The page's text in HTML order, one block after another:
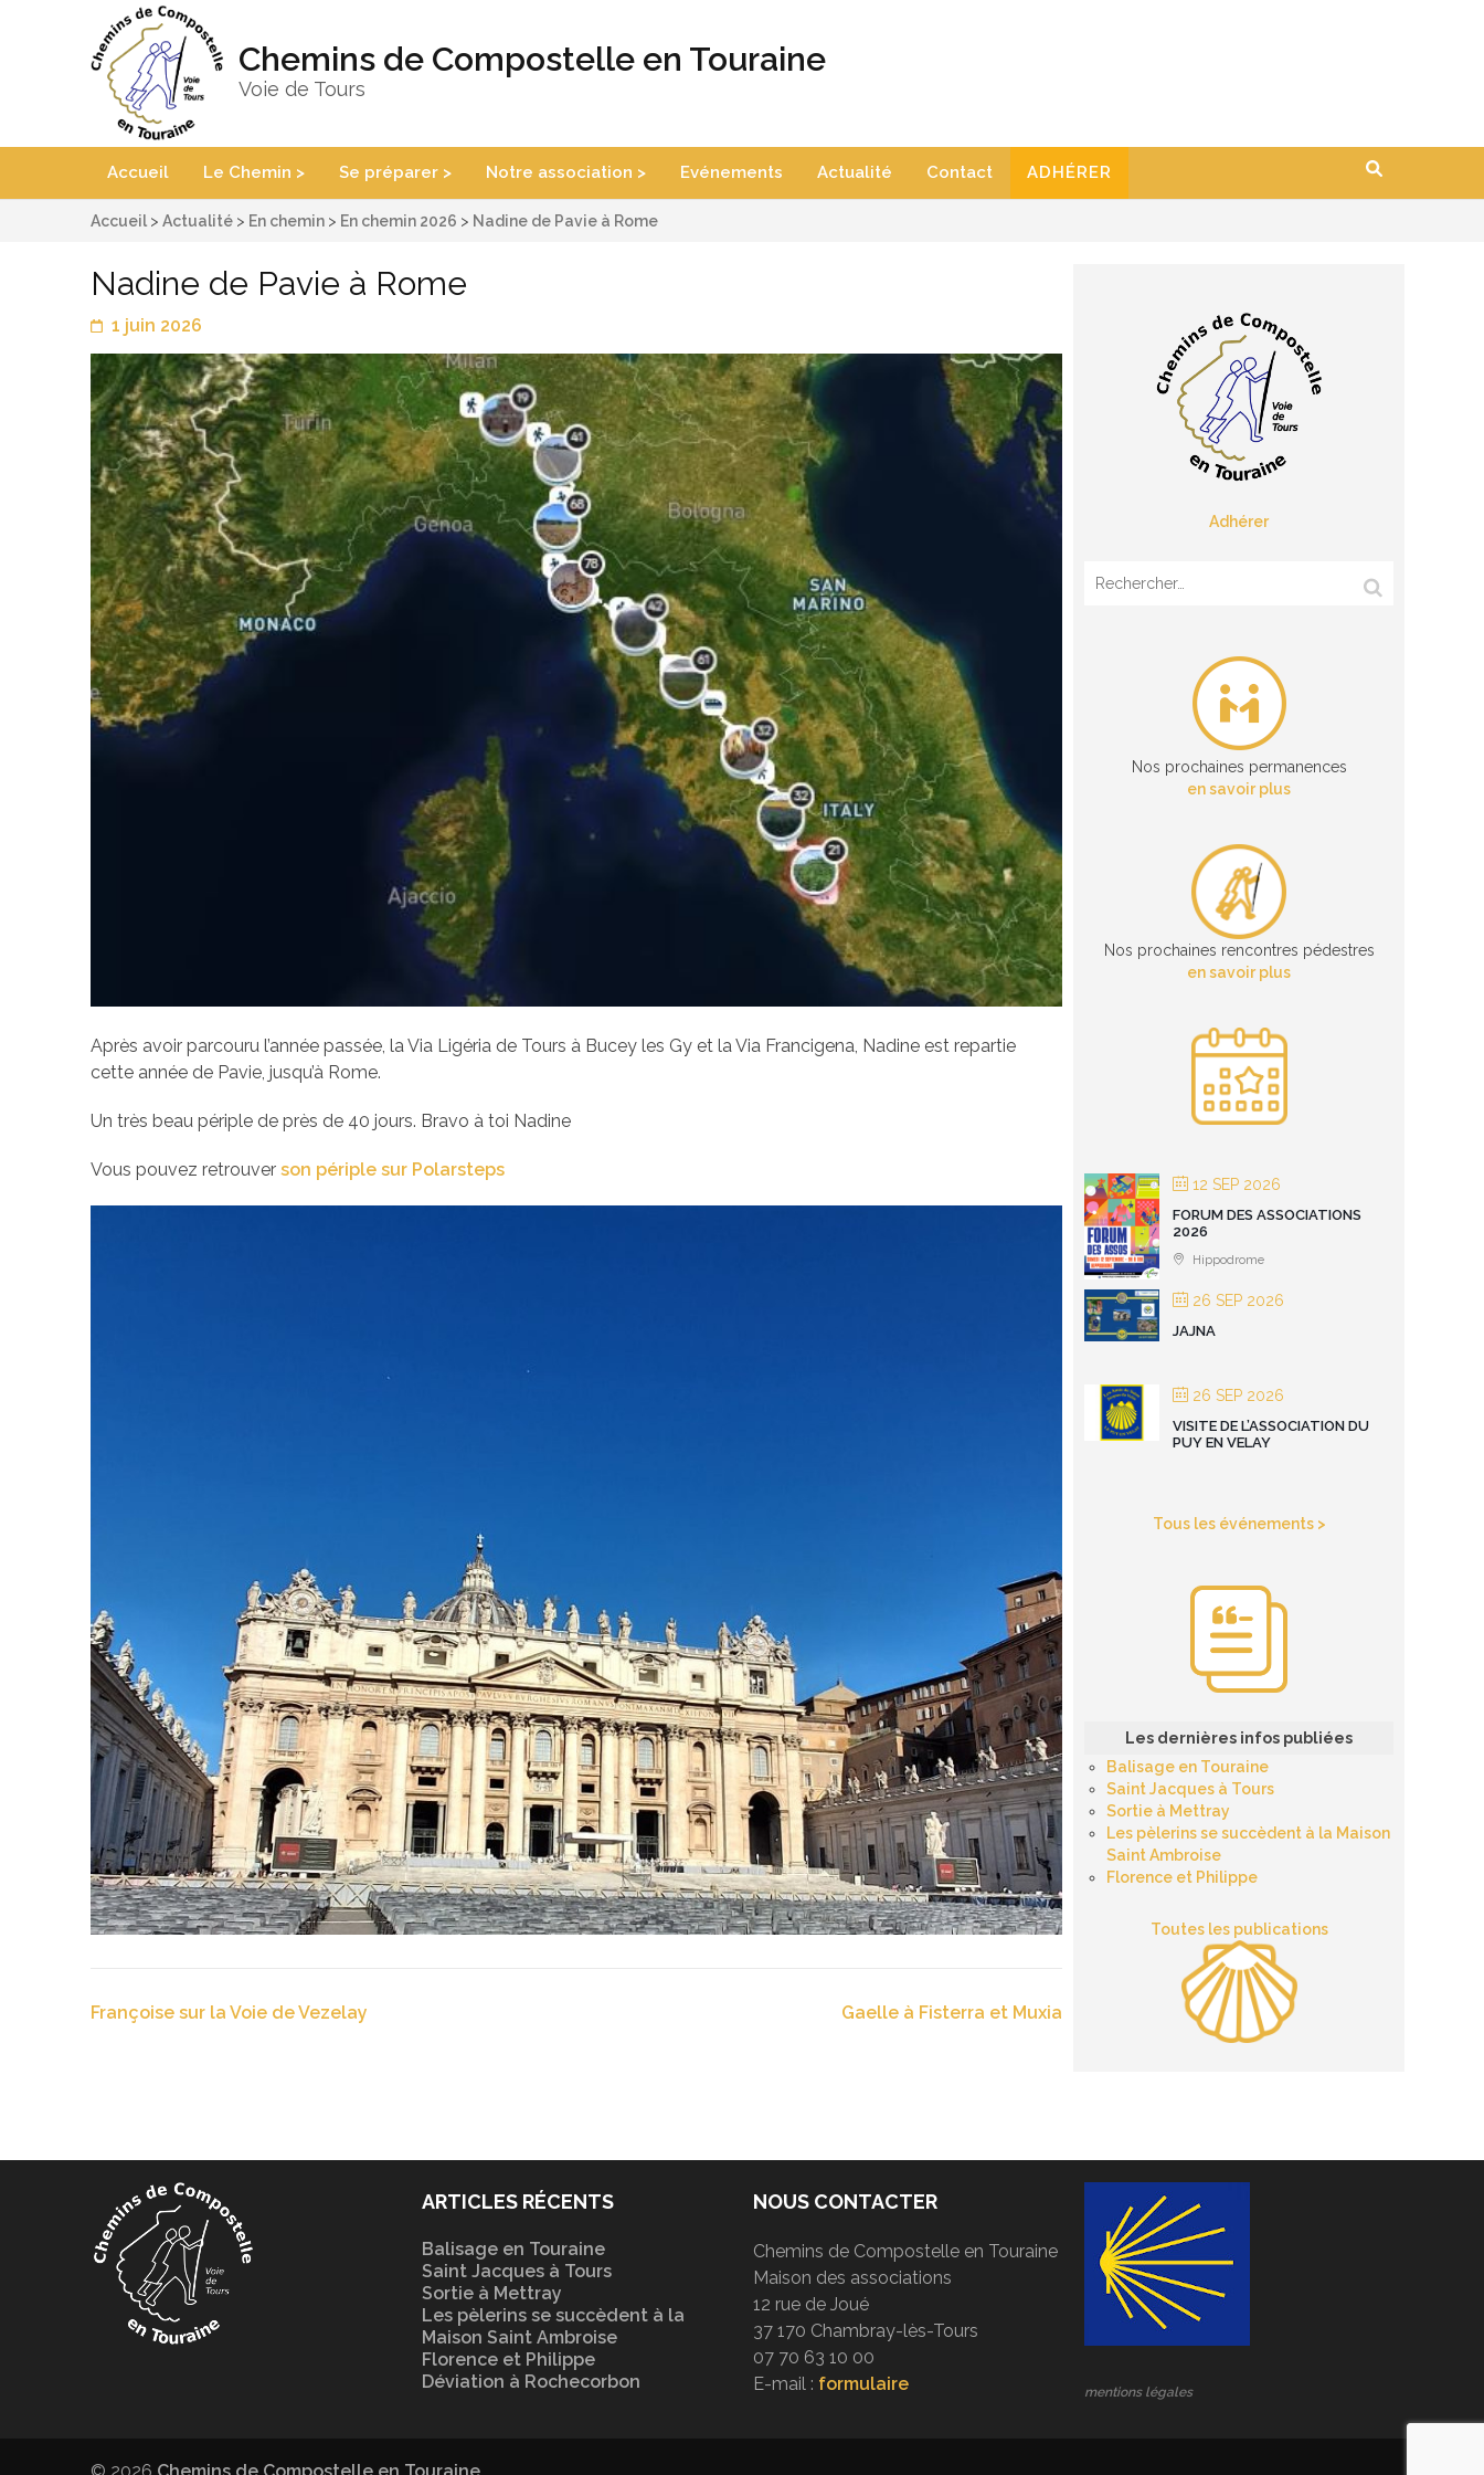
Chemins de Compostelle en Touraine
Voie de Tours
Accueil Le Chemin > Se préparer > Notre association > Evénements Actualité Contact ADHÉRER
Accueil > Actualité > En chemin > En chemin 2026 > Nadine de Pavie à Rome
Nadine de Pavie à Rome
1 juin 2026
Après avoir parcouru l’année passée, la Via Ligéria de Tours à Bucey les Gy et la Via Francigena, Nadine est repartie
cette année de Pavie, jusqu’à Rome.
Un très beau périple de près de 40 jours. Bravo à toi Nadine
Vous pouvez retrouver son périple sur Polarsteps
Navigation
Françoise sur la Voie de Vezelay Gaelle à Fisterra et Muxia
Adhérer
Nos prochaines permanences
en savoir plus
Nos prochaines rencontres pédestres
en savoir plus
12 SEP 2026
FORUM DES ASSOCIATIONS
2026
Hippodrome
26 SEP 2026
JAJNA
26 SEP 2026
VISITE DE L’ASSOCIATION DU
PUY EN VELAY
Tous les événements >
Les dernières infos publiées
Balisage en Touraine
Saint Jacques à Tours
Sortie à Mettray
Les pèlerins se succèdent à la Maison
Saint Ambroise
Florence et Philippe
Toutes les publications
ARTICLES RÉCENTS
Balisage en Touraine
Saint Jacques à Tours
Sortie à Mettray
Les pèlerins se succèdent à la
Maison Saint Ambroise
Florence et Philippe
Déviation à Rochecorbon
NOUS CONTACTER
Chemins de Compostelle en Touraine
Maison des associations
12 rue de Joué
37 170 Chambray-lès-Tours
07 70 63 10 00
E-mail : formulaire mentions légales